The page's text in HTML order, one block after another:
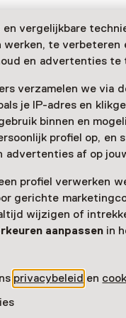
vergelijkbare
te verbeteren
en advertenties te
verzamelen we via
je IP-adres en
binnen en
profiel op, en
advertenties af op
profiel verwerken
gerichte
wijzigen of
aanpassenin
privacybeleid en
in Rijnsburg
Kammer, in der er
Gedanken mit